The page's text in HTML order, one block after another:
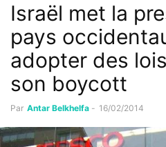
Israël met la
pays
adopter des
son boycott
Par Antar Belkhelfa - 16/02/2014